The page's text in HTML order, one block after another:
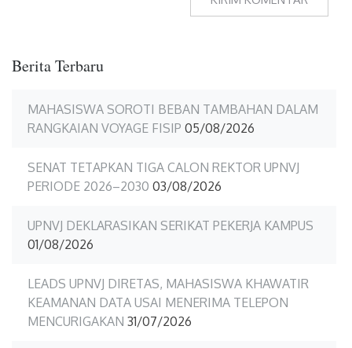
Berita Terbaru
MAHASISWA SOROTI BEBAN TAMBAHAN DALAM
RANGKAIAN VOYAGE FISIP 05/08/2026
SENAT TETAPKAN TIGA CALON REKTOR UPNVJ
PERIODE 2026–2030 03/08/2026
UPNVJ DEKLARASIKAN SERIKAT PEKERJA KAMPUS
01/08/2026
LEADS UPNVJ DIRETAS, MAHASISWA KHAWATIR
KEAMANAN DATA USAI MENERIMA TELEPON
MENCURIGAKAN 31/07/2026